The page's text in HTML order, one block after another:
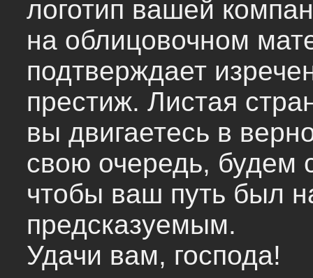
логотип вашей
на облицовочном
подтверждает
престиж. Листая
вы двигаетесь в
свою очередь, будем
чтобы ваш путь был
предсказуемым.
Удачи вам, господа!